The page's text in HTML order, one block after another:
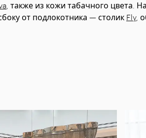
, также из кожи табачного цвета.
сбоку от подлокотника — столик Fly,